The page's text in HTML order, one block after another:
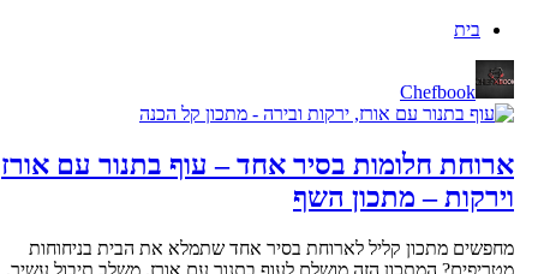
בית
Chefbook
ארוחת חלומות בסיר אחד – עוף בתנור עם אורז
וירקות – מתכון השף
מחפשים מתכון קליל לארוחת בסיר אחד שתמלא את הבית בניחוחות
מטריפים? המתכון הזה מושלם לעוף בתנור עם אורז, משלב תיבול עשיר,